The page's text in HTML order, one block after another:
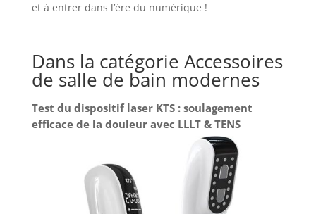
et à entrer dans l’ère du numérique !
Dans la catégorie Accessoires
de salle de bain modernes
Test du dispositif laser KTS : soulagement
efficace de la douleur avec LLLT & TENS